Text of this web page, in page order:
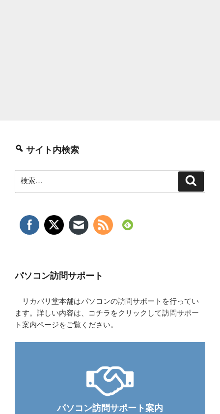
サイト内検索
索:
パソコン訪問サポート
リカバリ堂本舗はパソコンの訪問サポートを行ってい
ます。詳しい内容は、コチラをクリックして訪問サポー
ト案内ページをご覧ください。
パソコン訪問サポート案内